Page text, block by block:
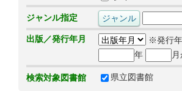
ジャンル指定
出版／発行年月
※発行
年
検索対象図書館 県立図書館